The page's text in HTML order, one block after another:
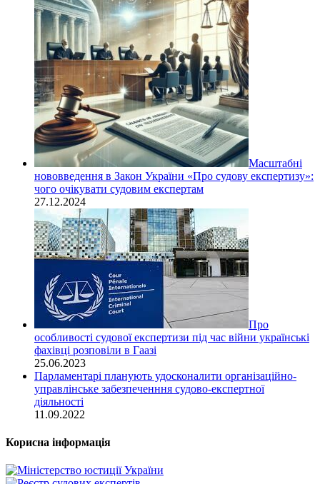
Масштабні
нововведення в Закон України «Про судову експертизу»:
чого очікувати судовим експертам
27.12.2024
Про
особливості судової експертизи під час війни українські
фахівці розповіли в Гаазі
25.06.2023
Парламентарі планують удосконалити організаційно-
управлінське забезпеченння судово-експертної
діяльності
11.09.2022
Корисна інформація